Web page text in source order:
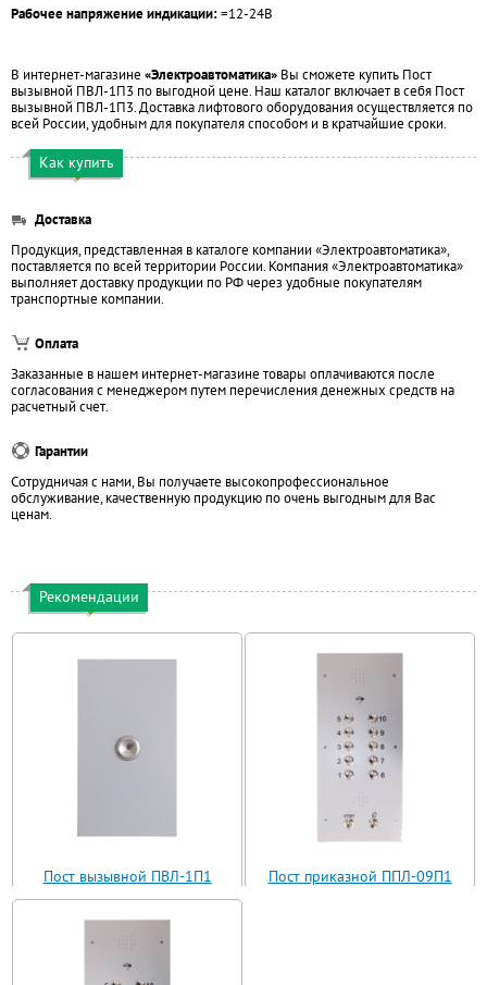
Рабочее напряжение индикации:=12-24В
В интернет-магазине «Электроавтоматика» Вы сможете купить Пост
вызывной ПВЛ-1П3 по выгодной цене. Наш каталог включает в себя Пост
вызывной ПВЛ-1П3. Доставка лифтового оборудования осуществляется по
всей России, удобным для покупателя способом и в кратчайшие сроки.
Как купить
Доставка
Продукция, представленная в каталоге компании «Электроавтоматика»,
поставляется по всей территории России. Компания «Электроавтоматика»
выполняет доставку продукции по РФ через удобные покупателям
транспортные компании.
Оплата
Заказанные в нашем интернет-магазине товары оплачиваются после
согласования с менеджером путем перечисления денежных средств на
расчетный счет.
Гарантии
Сотрудничая с нами, Вы получаете высокопрофессиональное
обслуживание, качественную продукцию по очень выгодным для Вас
ценам.
Рекомендации
Пост вызывной ПВЛ-1П1
(ВП11-1)
Пост приказной ППЛ-09П1